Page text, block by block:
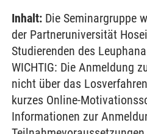
Inhalt: Die Seminargruppe
der Partneruniversität
Studierenden des
WICHTIG: Die Anmeldung
nicht über das
kurzes Online-
Informationen zur